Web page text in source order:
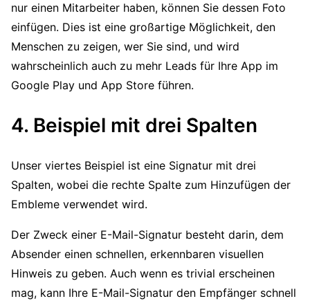
nur einen Mitarbeiter haben, können Sie dessen Foto
einfügen. Dies ist eine großartige Möglichkeit, den
Menschen zu zeigen, wer Sie sind, und wird
wahrscheinlich auch zu mehr Leads für Ihre App im
Google Play und App Store führen.
4. Beispiel mit drei Spalten
Unser viertes Beispiel ist eine Signatur mit drei
Spalten, wobei die rechte Spalte zum Hinzufügen der
Embleme verwendet wird.
Der Zweck einer E-Mail-Signatur besteht darin, dem
Absender einen schnellen, erkennbaren visuellen
Hinweis zu geben. Auch wenn es trivial erscheinen
mag, kann Ihre E-Mail-Signatur den Empfänger schnell